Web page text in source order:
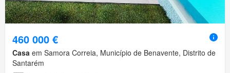
460 000 €
Casa em Samora Correia, Município de Benavente, Distrito de
Santarém